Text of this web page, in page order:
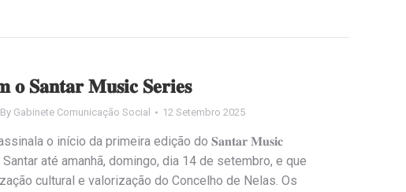
𝐨 𝐒𝐚𝐧𝐭𝐚𝐫 𝐌𝐮𝐬𝐢𝐜 𝐒𝐞𝐫𝐢𝐞𝐬
By Gabinete Comunicação Social 12 Setembro 2025
o início da primeira edição do 𝐒𝐚𝐧𝐭𝐚𝐫 𝐌𝐮𝐬𝐢𝐜
Santar até amanhã, domingo, dia 14 de setembro, e que
cultural e valorização do Concelho de Nelas. Os